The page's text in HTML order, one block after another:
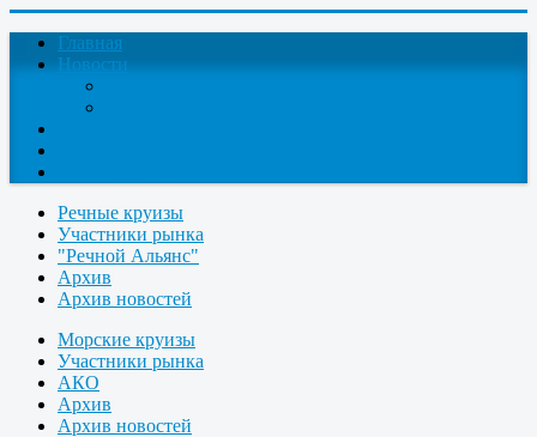
Главная
Новости
Речные круизы
Участники рынка
"Речной Альянс"
Архив
Архив новостей
Морские круизы
Участники рынка
АКО
Архив
Архив новостей